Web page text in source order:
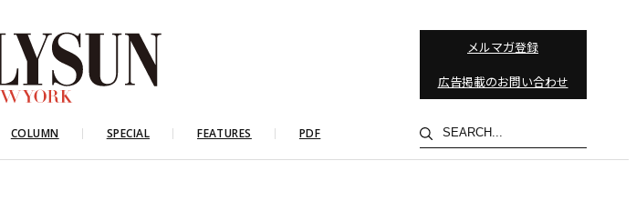
メルマガ登録
広告掲載のお問い合わせ
COLUMN SPECIAL FEATURES PDF
検
索